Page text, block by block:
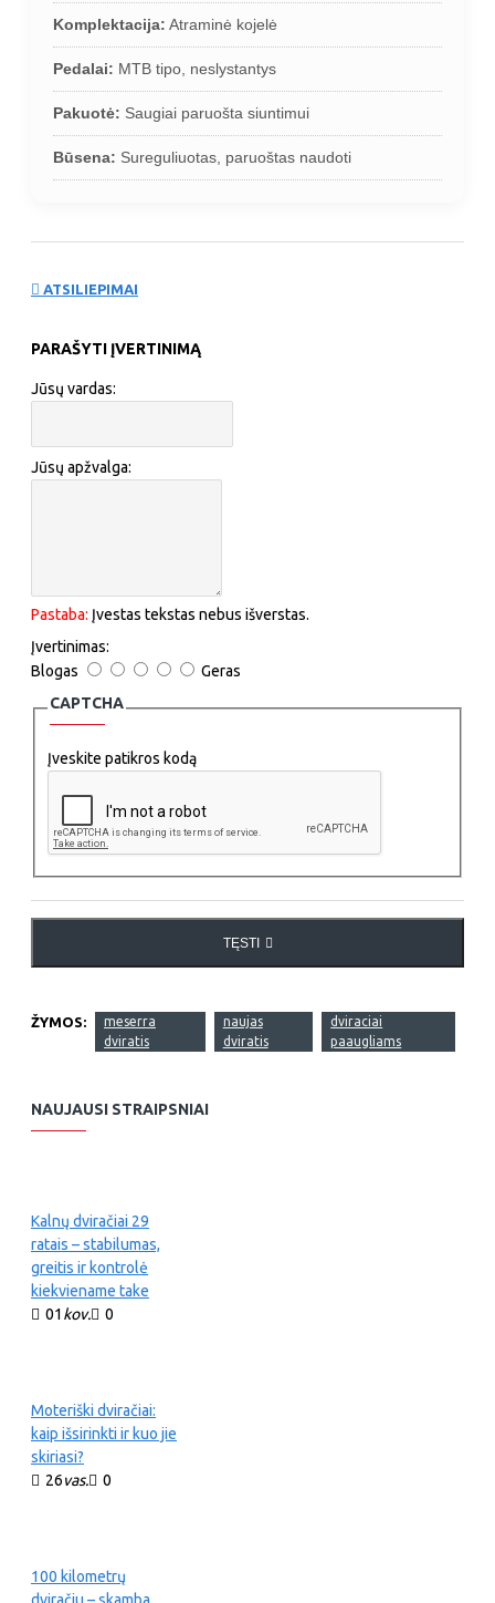
Komplektacija: Atraminė kojelė
Pedalai: MTB tipo, neslystantys
Pakuotė: Saugiai paruošta siuntimui
Būsena: Sureguliuotas, paruoštas naudoti
ATSILIEPIMAI
PARAŠYTI ĮVERTINIMĄ
Jūsų vardas:
Jūsų apžvalga:
Pastaba: Įvestas tekstas nebus išverstas.
Įvertinimas:
Blogas
Geras
CAPTCHA
Įveskite patikros kodą
TĘSTI
ŽYMOS:
meserra
dviratis
naujas
dviratis
dviraciai
paaugliams
NAUJAUSI STRAIPSNIAI
Kalnų dviračiai 29
ratais – stabilumas,
greitis ir kontrolė
kiekviename take
01kov. 0
Moteriški dviračiai:
kaip išsirinkti ir kuo jie
skiriasi?
26vas. 0
100 kilometrų
dviračiu – skamba